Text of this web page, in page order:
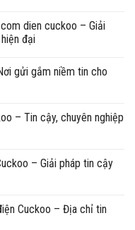
dien cuckoo – Giải
đại
gửi gắm niềm tin cho
– Tin cậy, chuyên nghiệp
– Giải pháp tin cậy
Cuckoo – Địa chỉ tin